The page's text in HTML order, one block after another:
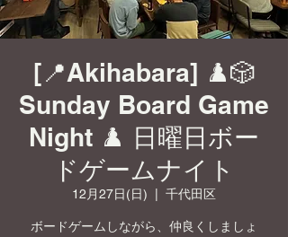
[📍Akihabara] ♟️🎲
Sunday Board Game
Night ♟️ 日曜日ボー
ドゲームナイト
12月27日(日) 千代田区
ボードゲームしながら、仲良くしましょ